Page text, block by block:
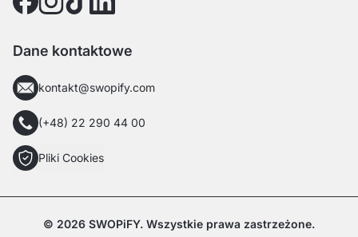
Dane kontaktowe
kontakt@swopify.com
(+48) 22 290 44 00
Pliki Cookies
© 2026 SWOPiFY. Wszystkie prawa zastrzeżone.